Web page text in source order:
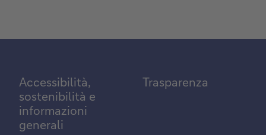
Accessibilità,
sostenibilità e
informazioni
generali
Trasparenza